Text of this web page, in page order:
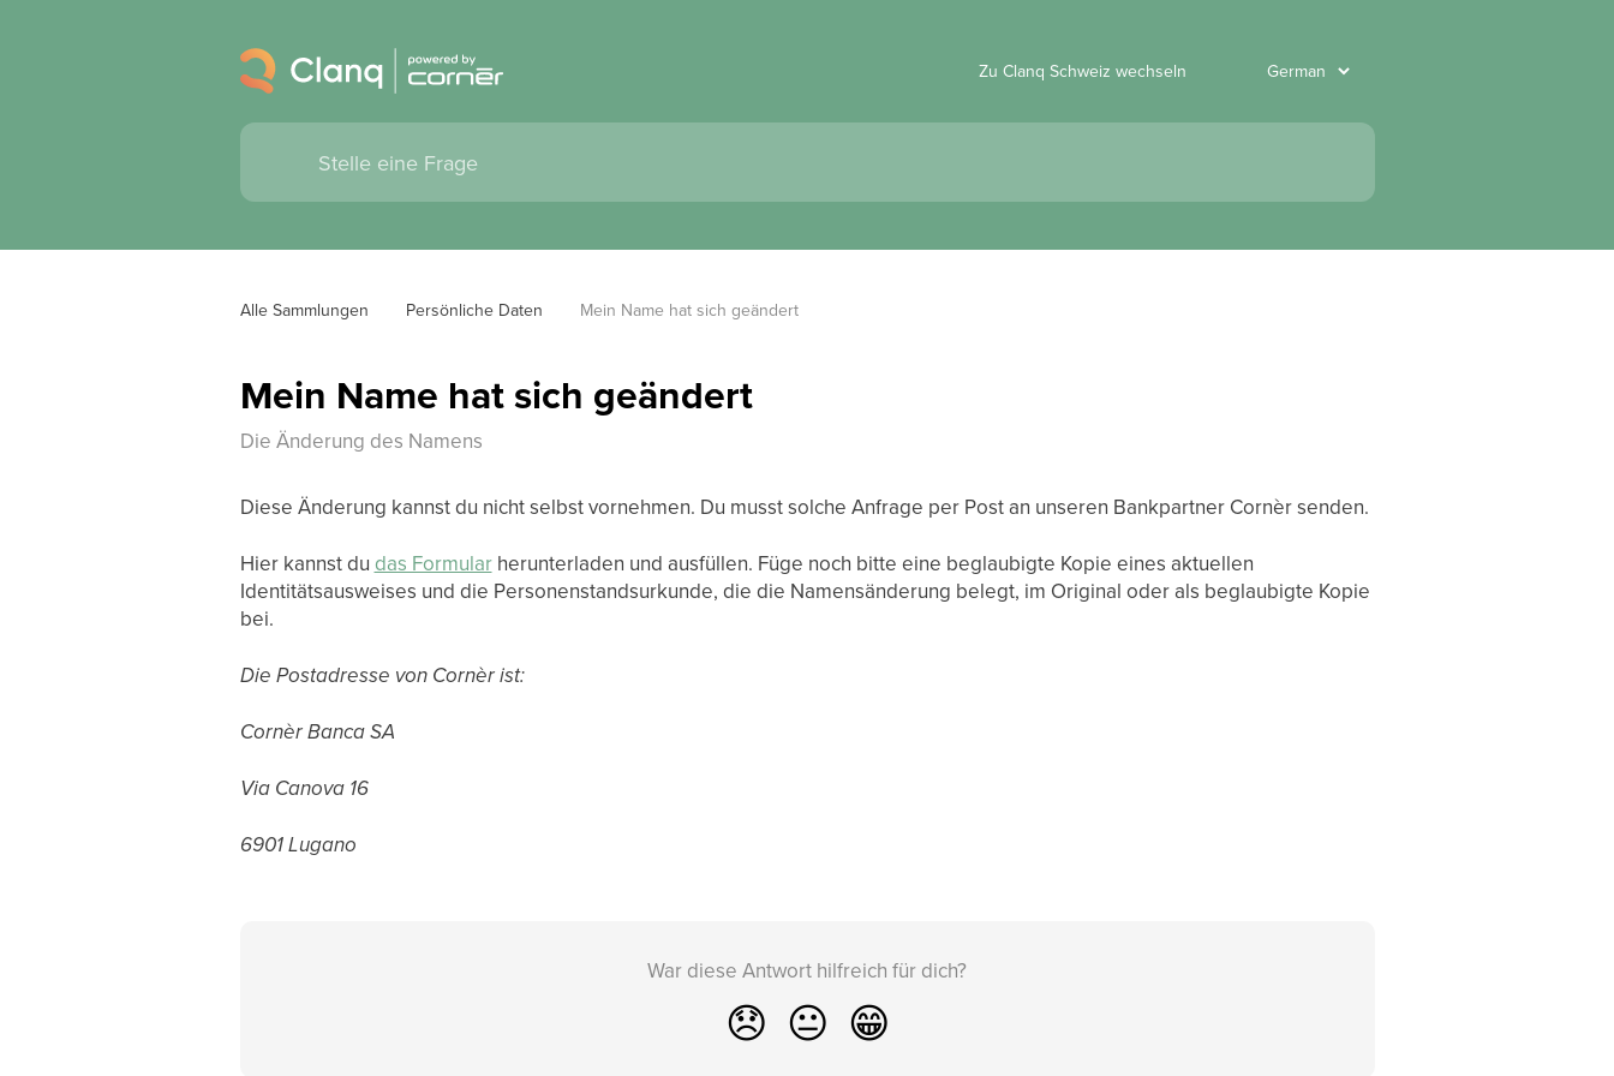
Zu Clanq Schweiz wechseln
Alle Sammlungen Persönliche Daten Mein Name hat sich geändert
Mein Name hat sich geändert
Die Änderung des Namens
Diese Änderung kannst du nicht selbst vornehmen. Du musst solche Anfrage per Post an unseren Bankpartner Cornèr senden.
Hier kannst du das Formularherunterladen und ausfüllen. Füge noch bitte eine beglaubigte Kopie eines aktuellen
Identitätsausweises und die Personenstandsurkunde, die die Namensänderung belegt, im Original oder als beglaubigte Kopie
bei.
Die Postadresse von Cornèr ist:
Cornèr Banca SA
Via Canova 16
6901 Lugano
War diese Antwort hilfreich für dich?
😞 😐 😁